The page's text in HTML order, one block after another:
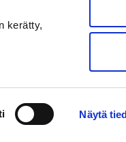
kerätty,
Näytä
VAASAN